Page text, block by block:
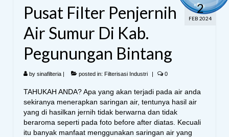
2
FEB 2024
Pusat Filter Penjernih
Air Sumur Di Kab.
Pegunungan Bintang
by sinafilteria | posted in: Filterisasi Industri | 0
TAHUKAH ANDA? Apa yang akan terjadi pada air anda
sekiranya menerapkan saringan air, tentunya hasil air
yang di hasilkan jernih tidak berwarna dan tidak
beraroma seperti pada foto before after diatas. Kecuali
itu banyak manfaat menggunakan saringan air yang